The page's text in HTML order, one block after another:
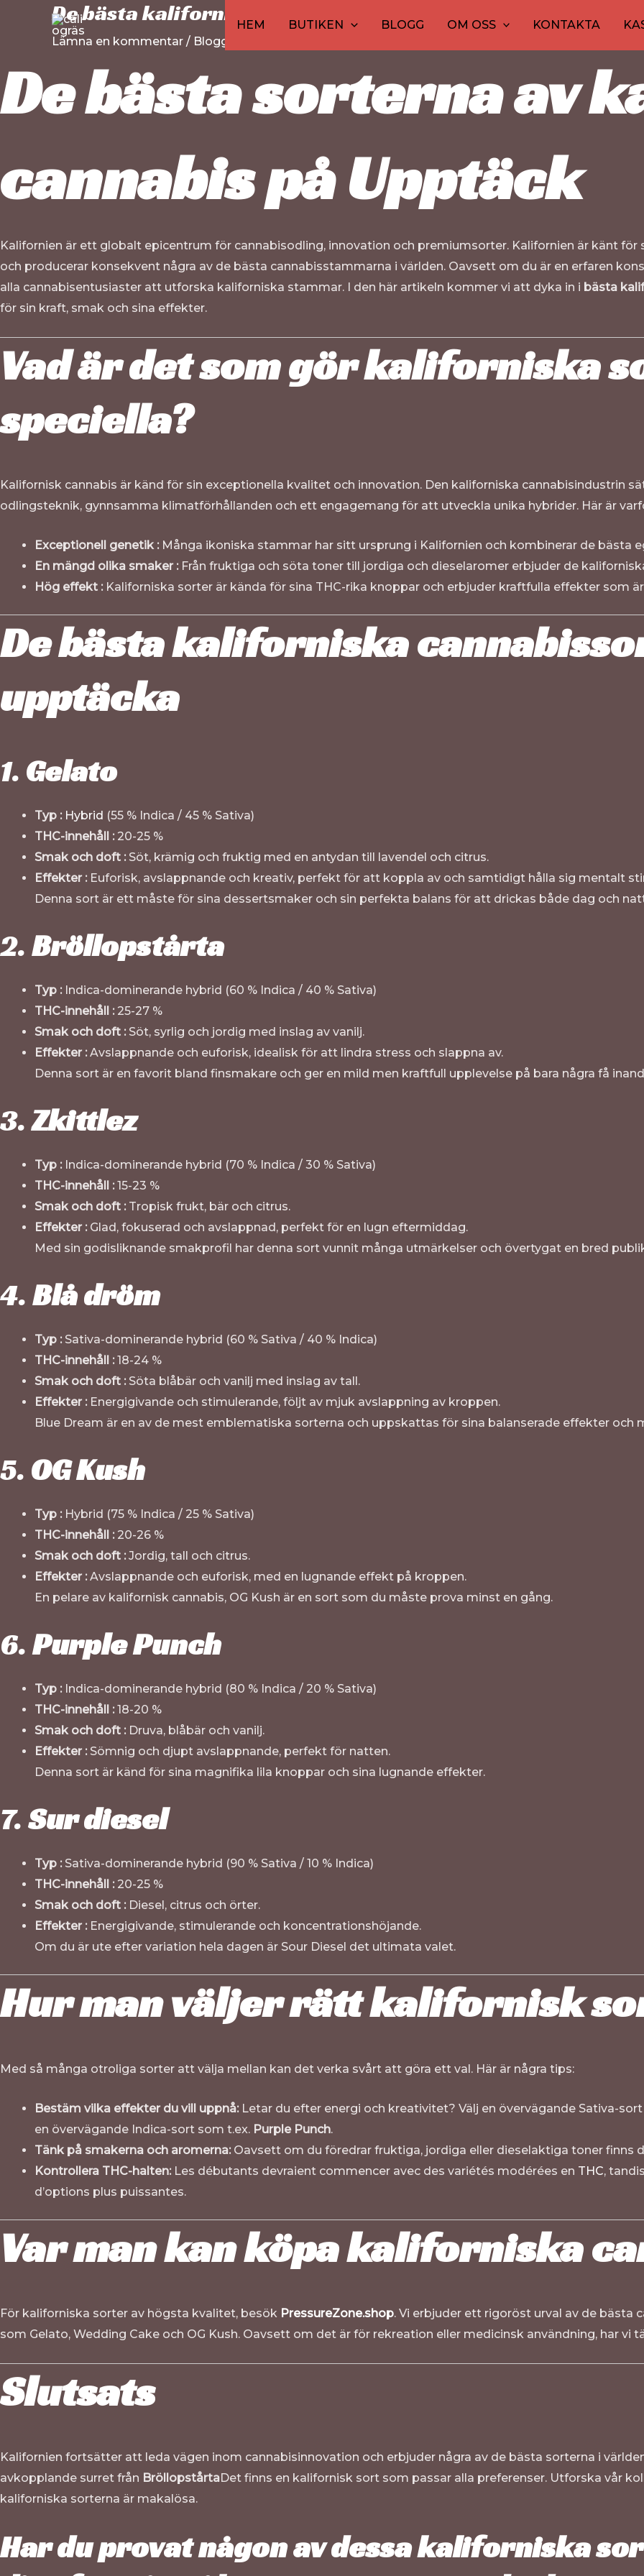
HEM BUTIKEN BLOGG OM OSS KONTAKTA
De bästa kaliforniska cannabissorterna att upptäcka
Lämna en kommentar / Blogg
De bästa sorterna av
cannabis påUpptäck
Kalifornien är ett globalt epicentrum för cannabisodling, innovation och premiumsorter. Kalifornien är känt
och producerar konsekvent några av de bästa cannabisstammarna i världen. Oavsett om du är en erfaren
alla cannabisentusiaster att utforska kaliforniska stammar. I den här artikeln kommer vi att dyka in i bästa
för sin kraft, smak och sina effekter.
Vad är det som gör kaliforniska
speciella?
Kalifornisk cannabis är känd för sin exceptionella kvalitet och innovation. Den kaliforniska cannabisindustrin
odlingsteknik, gynnsamma klimatförhållanden och ett engagemang för att utveckla unika hybrider. Här är
Exceptionell genetik :Många ikoniska stammar har sitt ursprung i Kalifornien och kombinerar de bästa
En mängd olika smaker :Från fruktiga och söta toner till jordiga och dieselaromer erbjuder de
Hög effekt :Kaliforniska sorter är kända för sina THC-rika knoppar och erbjuder kraftfulla effekter som
De bästa kaliforniska
upptäcka
1. Gelato
Typ : Hybrid (55 % Indica / 45 % Sativa)
THC-innehåll :20-25 %
Smak och doft :Söt, krämig och fruktig med en antydan till lavendel och citrus.
Effekter :Euforisk, avslappnande och kreativ, perfekt för att koppla av och samtidigt hålla sig mentalt
Denna sort är ett måste för sina dessertsmaker och sin perfekta balans för att drickas både dag och
2.Bröllopstårta
Typ :Indica-dominerande hybrid (60 % Indica / 40 % Sativa)
THC-innehåll :25-27 %
Smak och doft :Söt, syrlig och jordig med inslag av vanilj.
Effekter :Avslappnande och euforisk, idealisk för att lindra stress och slappna av.
Denna sort är en favorit bland finsmakare och ger en mild men kraftfull upplevelse på bara några få
3.Zkittlez
Typ :Indica-dominerande hybrid (70 % Indica / 30 % Sativa)
THC-innehåll :15-23 %
Smak och doft :Tropisk frukt, bär och citrus.
Effekter :Glad, fokuserad och avslappnad, perfekt för en lugn eftermiddag.
Med sin godisliknande smakprofil har denna sort vunnit många utmärkelser och övertygat en bred
4.Blå dröm
Typ :Sativa-dominerande hybrid (60 % Sativa / 40 % Indica)
THC-innehåll :18-24 %
Smak och doft :Söta blåbär och vanilj med inslag av tall.
Effekter :Energigivande och stimulerande, följt av mjuk avslappning av kroppen.
Blue Dream är en av de mest emblematiska sorterna och uppskattas för sina balanserade effekter och
5. OG Kush
Typ :Hybrid (75 % Indica / 25 % Sativa)
THC-innehåll :20-26 %
Smak och doft :Jordig, tall och citrus.
Effekter :Avslappnande och euforisk, med en lugnande effekt på kroppen.
En pelare av kalifornisk cannabis, OG Kush är en sort som du måste prova minst en gång.
6.Purple Punch
Typ :Indica-dominerande hybrid (80 % Indica / 20 % Sativa)
THC-innehåll :18-20 %
Smak och doft :Druva, blåbär och vanilj.
Effekter :Sömnig och djupt avslappnande, perfekt för natten.
Denna sort är känd för sina magnifika lila knoppar och sina lugnande effekter.
7.Sur diesel
Typ :Sativa-dominerande hybrid (90 % Sativa / 10 % Indica)
THC-innehåll :20-25 %
Smak och doft :Diesel, citrus och örter.
Effekter :Energigivande, stimulerande och koncentrationshöjande.
Om du är ute efter variation hela dagen är Sour Diesel det ultimata valet.
Hur man väljer rätt kalifornisk
Med så många otroliga sorter att välja mellan kan det verka svårt att göra ett val. Här är några tips:
Bestäm vilka effekter du vill uppnå:Letar du efter energi och kreativitet? Välj en övervägande Sativa-
en övervägande Indica-sort som t.ex. Purple Punch.
Tänk på smakerna och aromerna:Oavsett om du föredrar fruktiga, jordiga eller dieselaktiga toner finns
Kontrollera THC-halten:Les débutants devraient commencer avec des variétés modérées en THC,
d’options plus puissantes.
Var man kan köpa kaliforniska
För kaliforniska sorter av högsta kvalitet, besök PressureZone.shop. Vi erbjuder ett rigoröst urval av de bästa
som Gelato, Wedding Cake och OG Kush. Oavsett om det är för rekreation eller medicinsk användning, har vi
Slutsats
Kalifornien fortsätter att leda vägen inom cannabisinnovation och erbjuder några av de bästa sorterna i
avkopplande surret från BröllopstårtaDet finns en kalifornisk sort som passar alla preferenser. Utforska vår
kaliforniska sorterna är makalösa.
Har du provat någon av dessa kaliforniska
Inläggsnavigering
produkt
produkter
produkter
produkter